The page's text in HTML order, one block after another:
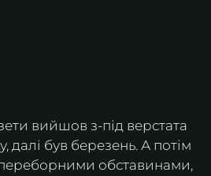
вийшов з-під верстата
далі був березень. А потім
обставинами,